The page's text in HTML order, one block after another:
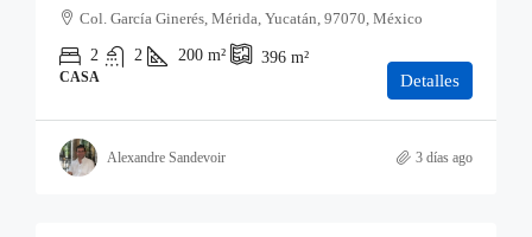
Col. García Ginerés, Mérida, Yucatán, 97070, México
2 2 200 m² 396 m²
CASA Detalles
Alexandre Sandevoir 3 días ago